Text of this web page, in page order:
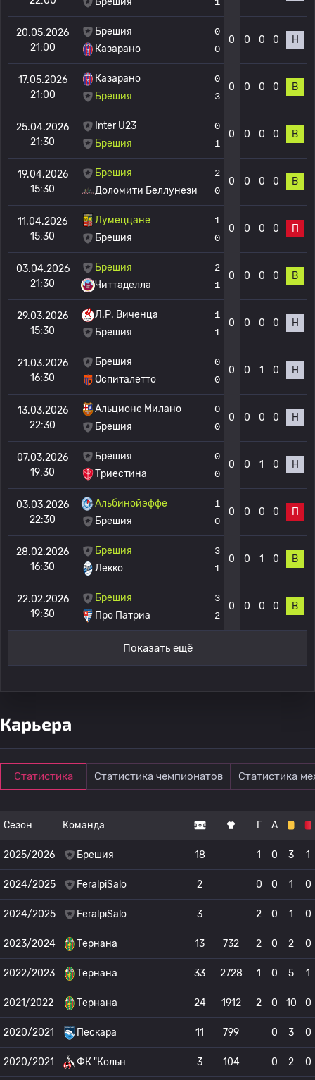
20.05.2026
21:00
Брешия
Казарано
0
0
0 0 0 0 Н
17.05.2026
21:00
Казарано
Брешия
0
3
0 0 0 0 В
25.04.2026
21:30
Inter U23
Брешия
0
1
0 0 0 0 В
19.04.2026
15:30
Брешия
Доломити Беллунези
2
0
0 0 0 0 В
11.04.2026
15:30
Лумеццане
Брешия
1
0
0 0 0 0 П
03.04.2026
21:30
Брешия
Читтаделла
2
1
0 0 0 0 В
29.03.2026
15:30
Л.Р. Виченца
Брешия
1
1
0 0 0 0 Н
21.03.2026
16:30
Брешия
Оспиталетто
0
0
0 0 1 0 Н
13.03.2026
22:30
Альционе Милано
Брешия
0
0
0 0 0 0 Н
07.03.2026
19:30
Брешия
Триестина
0
0
0 0 1 0 Н
03.03.2026
22:30
Альбинойэффе
Брешия
1
0
0 0 0 0 П
28.02.2026
16:30
Брешия
Лекко
3
1
0 0 1 0 В
22.02.2026
19:30
Брешия
Про Патриа
3
2
0 0 0 0 В
Показать ещё
Карьера
Статистика Статистика чемпионатов Статистика
Сезон Команда Г А
2025/2026 Брешия 18 1 0 3 1
2024/2025 FeralpiSalo 2 0 0 1 0
2024/2025 FeralpiSalo 3 2 0 1 0
2023/2024 Тернана 13 732 2 0 2 0
2022/2023 Тернана 33 2728 1 0 5 1
2021/2022 Тернана 24 1912 2 0 10 0
2020/2021 Пескара 11 799 0 3 0
2020/2021 ФК "Кольн 3 104 0 2 0